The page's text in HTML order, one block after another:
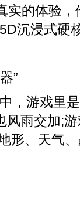
实的体验
沉浸式硬
”
游戏里
风雨交加;
形、天气